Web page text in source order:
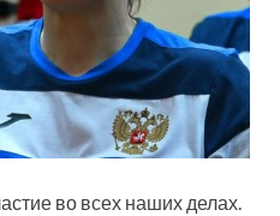
во всех наших делах.